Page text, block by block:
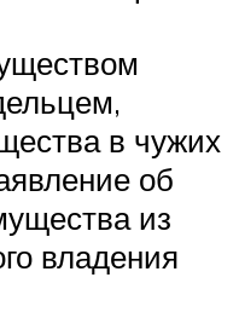
в чужих
об
из
владения